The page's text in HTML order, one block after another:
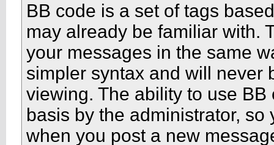
BB code is a set of tags
may already be familiar with.
your messages in the same
simpler syntax and will never
viewing. The ability to use
basis by the administrator,
when you post a new